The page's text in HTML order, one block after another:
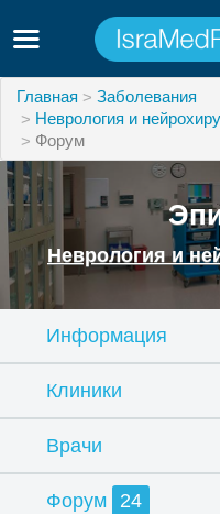
Главная
Заболевания
Неврология и
Форум
Неврология и
Информация
Клиники
Врачи
Форум 24